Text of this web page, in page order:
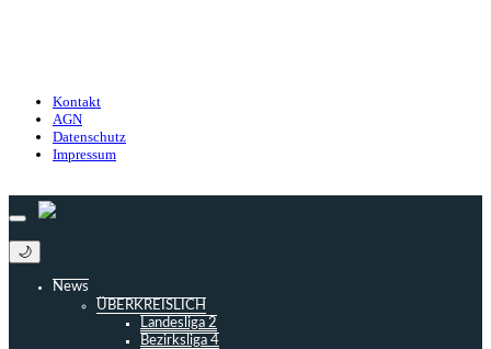
Kontakt
AGN
Datenschutz
Impressum
🌙
News
ÜBERKREISLICH
Landesliga 2
Bezirksliga 4